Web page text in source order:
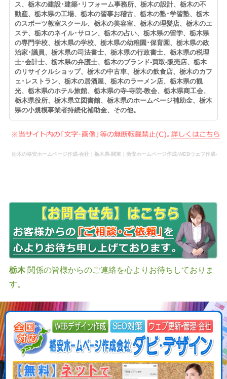
ス、栃木の建設･建築･リフォーム事務所、栃木の設計、栃木の不
動産、栃木県の工場、栃木の習事お稽古、栃木の塾･学習塾、栃木
のスポーツ教室スクール、栃木の美容室、栃木の理髪店、栃木のエ
ステ、栃木のネイル･サロン、栃木の占い、栃木県の留学、栃木県
の専門学校、栃木県の学校、栃木県の幼稚園･保育園、栃木県の政
治家･議員、栃木県の司法書士、栃木県の行政書士、栃木県の税理
士･会計士、栃木県の弁護士、栃木のブランド-買取-販売店、栃木
のリサイクルショップ、栃木の中古車、栃木の飲食店、栃木のカフ
ェ･レストラン、栃木の居酒屋、栃木のラーメン店、栃木県の観
光、栃木県のホテル旅館、栃木県の寺-寺院-教会、栃木県商工会、
栃木県役所、栃木県立図書館、栃木県のホームページ補助金、栃木
県の小規模事業者持続化補助金、その他。
栃木の格安ホームページ作成-会社｜栃木県-関東｜激安ホームページ作成-WEBウェブ作成-
栃木関係の皆様からのご連絡を心よりお待ちしておりま
す。